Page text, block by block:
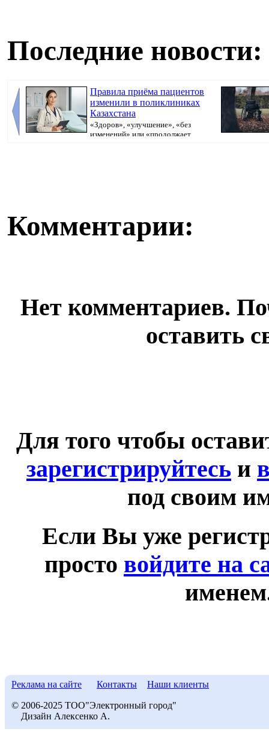
Последние новости:
Правила приёма пациентов
изменили в поликлиниках
Казахстана
«Здоров», «улучшение», «без
изменений» или «продолжает
Комментарии:
Нет комментариев.
оставить
Для того чтобы
зарегистрируйтесь и
под своим
Если Вы уже
просто войдите на
Реклама на сайте Контакты Наши клиенты
© 2006-2025 ТОО"Электронный город"
Дизайн Алексенко А.